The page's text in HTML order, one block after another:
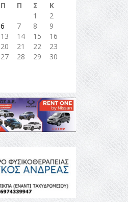
Π Π Σ
Κ
1
2
6 7 8
9
13 14 15
16
20 21 22
23
27 28 29
30